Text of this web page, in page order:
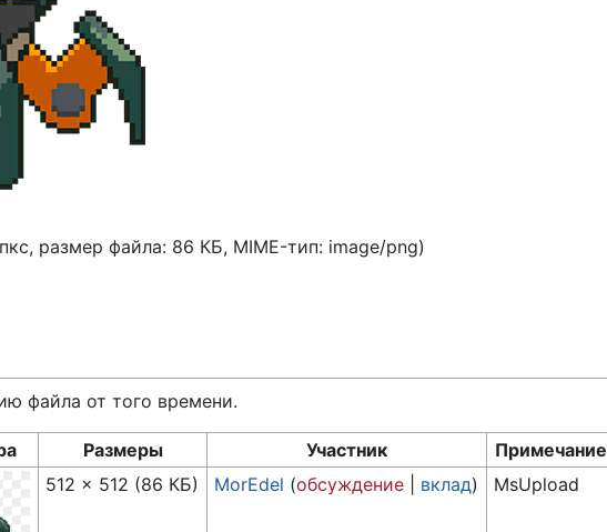
размер файла: 86 КБ, MIME-тип: image/png)
файла от того времени.
Размеры Участник
Примечание
512 × 512 (86 КБ) MorEdel (обсуждение вклад) MsUpload